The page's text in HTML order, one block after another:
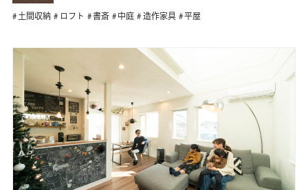
土間収納 ロフト 書斎 中庭 造作家具 平屋